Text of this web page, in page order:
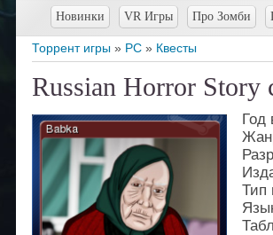
Новинки VR Игры Про Зомби
Торрент игры » PC » Квесты
Russian Horror Story
Год
Тип